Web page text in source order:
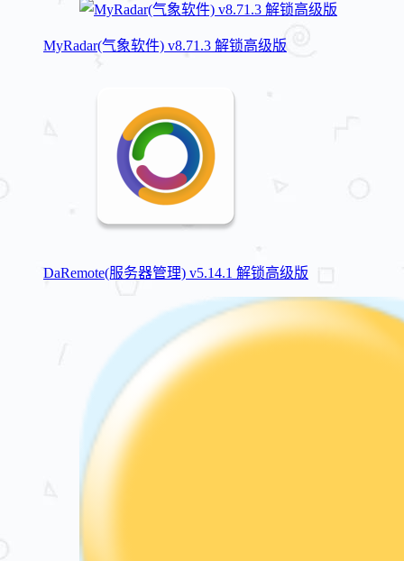
MyRadar(气象软件) v8.71.3 解锁高级版
DaRemote(服务器管理) v5.14.1 解锁高级版